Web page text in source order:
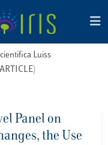
Luiss
Panel on
the Use